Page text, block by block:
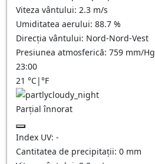
Viteza vântului: 2.3 m/s
Umiditatea aerului: 88.7 %
Direcția vântului: Nord-Nord-Vest
Presiunea atmosferică: 759 mm/Hg
23:00
21 °C|°F
Parțial înnorat
Index UV: -
Cantitatea de precipitații: 0 mm